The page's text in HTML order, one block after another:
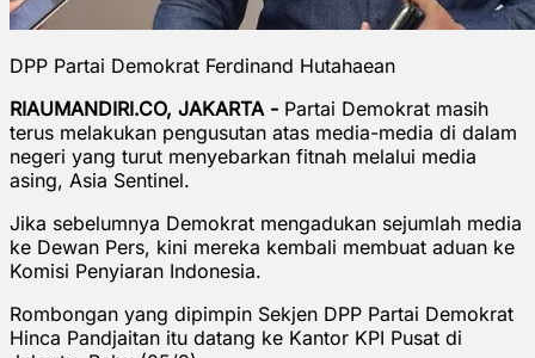
DPP Partai Demokrat Ferdinand Hutahaean
RIAUMANDIRI.CO, JAKARTA - Partai Demokrat masih
terus melakukan pengusutan atas media-media di dalam
negeri yang turut menyebarkan fitnah melalui media
asing, Asia Sentinel.
Jika sebelumnya Demokrat mengadukan sejumlah media
ke Dewan Pers, kini mereka kembali membuat aduan ke
Komisi Penyiaran Indonesia.
Rombongan yang dipimpin Sekjen DPP Partai Demokrat
Hinca Pandjaitan itu datang ke Kantor KPI Pusat di